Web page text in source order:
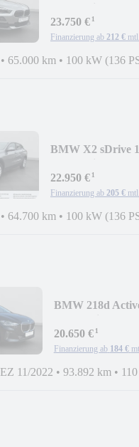
23.750 €¹
Finanzierung ab 212 € mtl.
• 65.000 km • 100 kW (136
BMW X2 sDrive
22.950 €¹
Finanzierung ab 205 € mtl.
• 64.700 km • 100 kW (136
BMW 218d
20.650 €¹
Finanzierung ab 184 €
EZ 11/2022 • 93.892 km •